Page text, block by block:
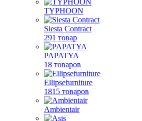
TYPHOON
Siesta Contract
291 товар
PAPATYA
18 товаров
Ellipsefurniture
1815 товаров
Ambientair